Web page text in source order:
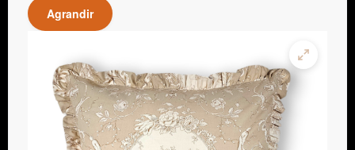
Agrandir